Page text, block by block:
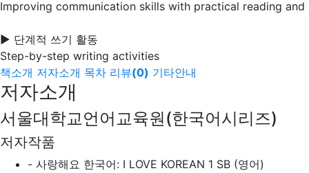
Improving communication skills with practical reading
▶ 단계적 쓰기 활동
Step-by-step writing activities
책소개 저자소개 목차 리뷰(0) 기타안내
저자소개
서울대학교언어교육원(한국어시리즈)
저자작품
- 사랑해요 한국어: I LOVE KOREAN 1 SB (영어)